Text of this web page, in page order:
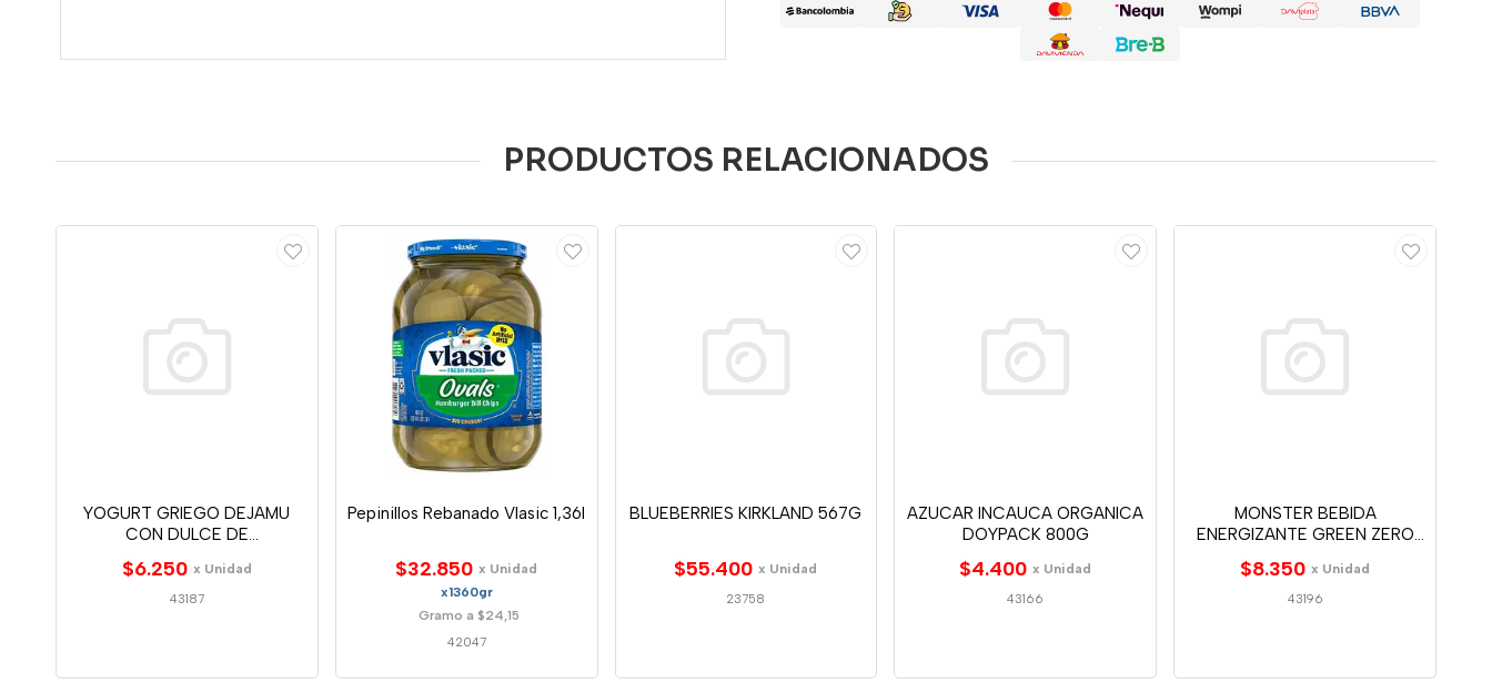
PRODUCTOS RELACIONADOS
YOGURT GRIEGO DEJAMU
CON DULCE DE
MARAC/MANG 160G
$6.250 x Unidad
43187
Pepinillos Rebanado Vlasic 1,36l
$32.850 x Unidad
x1360gr
Gramo a $24,15
42047
BLUEBERRIES KIRKLAND 567G
$55.400 x Unidad
23758
AZUCAR INCAUCA ORGANICA
DOYPACK 800G
$4.400 x Unidad
43166
MONSTER BEBIDA
ENERGIZANTE GREEN ZERO
$8.350 x Unidad
43196